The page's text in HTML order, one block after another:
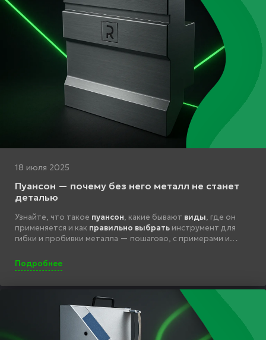
18 июля 2025
Пуансон — почему без него металл не станет
деталью
Узнайте, что такое пуансон, какие бывают виды, где он
применяется и как правильно выбрать инструмент для
гибки и пробивки металла — пошагово, с примерами и
Подробнее